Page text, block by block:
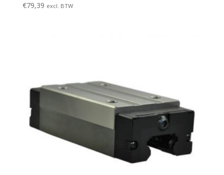
€79,39 excl. BTW